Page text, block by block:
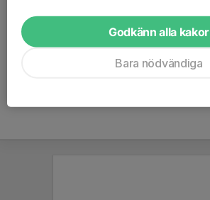
Position
Ålder
27 år
Godkänn alla kakor
Bara nödvändiga